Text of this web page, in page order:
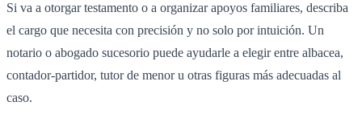
Si va a otorgar testamento o a organizar apoyos familiares, describa
el cargo que necesita con precisión y no solo por intuición. Un
notario o abogado sucesorio puede ayudarle a elegir entre albacea,
contador-partidor, tutor de menor u otras figuras más adecuadas al
caso.